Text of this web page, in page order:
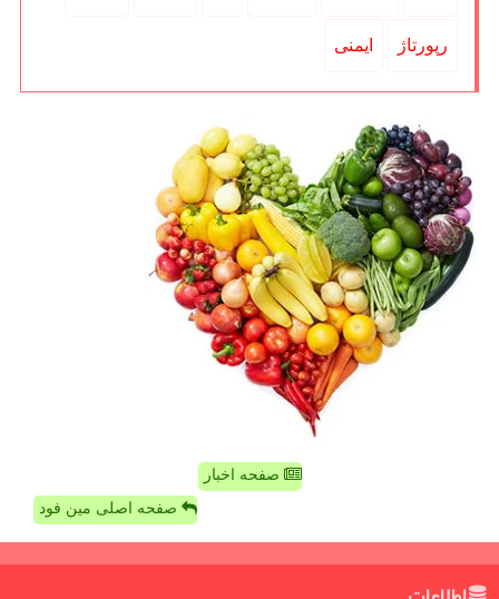
رپورتاژ ایمنی
صفحه اخبار
صفحه اصلی مین فود